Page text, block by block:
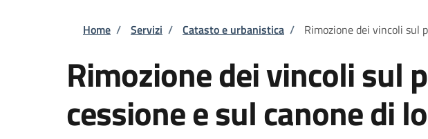
Briciole di pane
Home / Servizi / Catasto e urbanistica / Rimozione dei vincoli sul
Rimozione dei vincoli sul
cessione e sul canone di